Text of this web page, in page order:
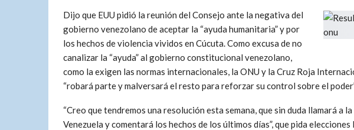
Dijo que EUU pidió la reunión del Consejo ante la negativa del
gobierno venezolano de aceptar la “ayuda humanitaria” y por
los hechos de violencia vividos en Cúcuta. Como excusa de no
canalizar la “ayuda” al gobierno constitucional venezolano,
como la exigen las normas internacionales, la ONU y la Cruz Roja
“robará parte y malversará el resto para reforzar su control sobre el
“Creo que tendremos una resolución esta semana, que sin duda llamará a
Venezuela y comentará los hechos de los últimos días”, que pida